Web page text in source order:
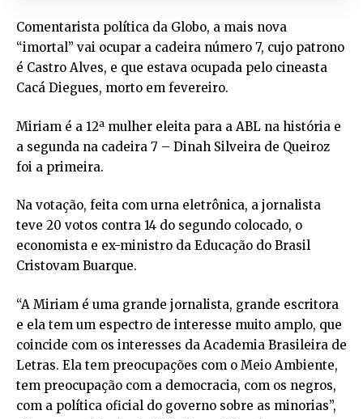
Comentarista política da Globo, a mais nova
“imortal” vai ocupar a cadeira número 7, cujo patrono
é Castro Alves, e que estava ocupada pelo cineasta
Cacá Diegues, morto em fevereiro.
Miriam é a 12ª mulher eleita para a ABL na história e
a segunda na cadeira 7 – Dinah Silveira de Queiroz
foi a primeira.
Na votação, feita com urna eletrônica, a jornalista
teve 20 votos contra 14 do segundo colocado, o
economista e ex-ministro da Educação do Brasil
Cristovam Buarque.
“A Miriam é uma grande jornalista, grande escritora
e ela tem um espectro de interesse muito amplo, que
coincide com os interesses da Academia Brasileira de
Letras. Ela tem preocupações com o Meio Ambiente,
tem preocupação com a democracia, com os negros,
com a política oficial do governo sobre as minorias”,